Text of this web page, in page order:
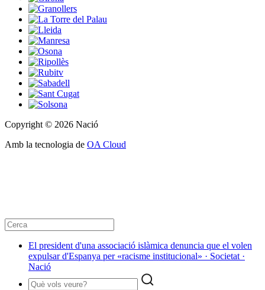
Copyright © 2026 Nació
Amb la tecnologia de OA Cloud
El president d'una associació islàmica denuncia que el volen
expulsar d'Espanya per «racisme institucional» · Societat ·
Nació